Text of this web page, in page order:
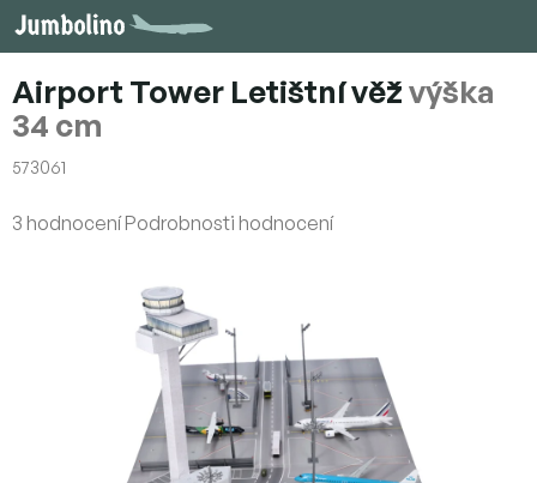
Přejít
na
Airport Tower Letištní věžvýška
34 cm
573061
Průměrné
3 hodnocení Podrobnosti hodnocení